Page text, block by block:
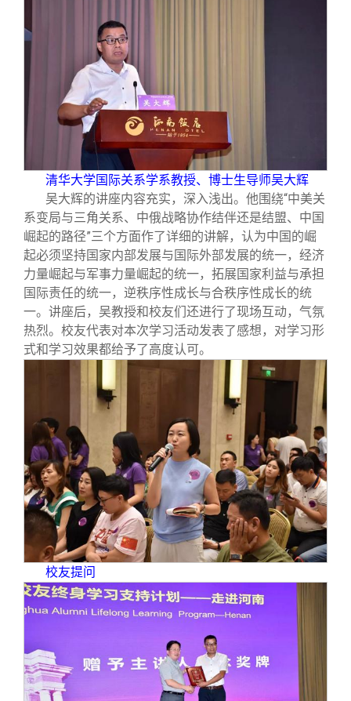
清华大学国际关系学系教授、博士生导师吴大辉
吴大辉的讲座内容充实，深入浅出。他围绕“中美关
系变局与三角关系、中俄战略协作结伴还是结盟、中国
崛起的路径”三个方面作了详细的讲解，认为中国的崛
起必须坚持国家内部发展与国际外部发展的统一，经济
力量崛起与军事力量崛起的统一，拓展国家利益与承担
国际责任的统一，逆秩序性成长与合秩序性成长的统
一。讲座后，吴教授和校友们还进行了现场互动，气氛
热烈。校友代表对本次学习活动发表了感想，对学习形
式和学习效果都给予了高度认可。
校友提问